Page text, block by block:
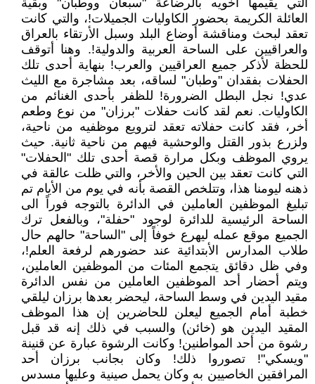
التي يقيمها أخويه بالرضاعة "سبعان ووطبان" وبقية
العائلة الكريمة بحضور الكاوليات الجميلات!، والتي كانت
تعقد لبحث ومناقشة أوضاع البلد وسبل الأرتقاء بالعراق
والعراقيين على الساحة العربية والدولية!. وهنا أتوقف
للحظة لأذكر جميع العراقيين والعرب! بنهاية أحدى تلك
الحفلات بفقدان "وطبان" لساقه، بعد مشاجرة مع الليث
عدي! نجل البطل الضرورة! للظفر بأحدى الغنائم من
الكاوليات. نعم لقد كانت حفلات "برزان" من نوع وطعم
أخر، فقد كانت حفلاته تعقد لترويع موظفيه من ناحية،
ولزرع بذور القتل والوحشية فيهم من ناحية ثانية. حيث
يروي الموظف وبكل مرارة قصة أحدى تلك "الحفلات"
التي كانت تعقد بين الحين والأخر، والتي ظلت عالقة في
ذهنه ليومنا هذا، وتتلخص القصة بأنه في يوم من الأيام تم
تبليغ الموظفين العاملين في الدائرة بالتوجه فوراً الى
الساحة الرئيسية للدائرة لوجود "حفلة"، وبالفعل ترك
الجميع موقع عمله ليهرع خوفاً إلى "الساحة" حالهم حال
طلاب المدارس الأبتدائية عند حضورهم لرفعة العلم!،
وفي ظل دقائق يتجمع المئات من الموظفين العاملين،
ويتم أحضار أحد الموظفين العاملين من نفس الدائرة
مقيد اليدين في وسط الساحة، ليحضر بعدها برزان ليلقي
خطبة أمام الجميع ليعلن للحاضرين إن هذا الموظف
المقيد اليدين هو (خائن) والسبب في ذلك إنه قد قبل
رشوة من أحد المواطنين! وكانت الرشوة عبارة عن قنينة
"ويسكي"! تصوروا ذلك! وكان بجانب برزان أحد
المرافقين الخاصيين به وكان يحمل صينية وعليها مسدس